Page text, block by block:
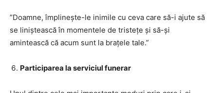
”Doamne, împlinește-le inimile cu ceva care să-i ajute să
se liniștească în momentele de tristețe și să-și
amintească că acum sunt la brațele tale.”
Participarea la serviciul funerar